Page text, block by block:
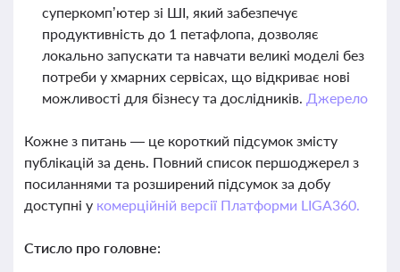
суперкомп’ютер зі ШІ, який забезпечує
продуктивність до 1 петафлопа, дозволяє
локально запускати та навчати великі моделі без
потреби у хмарних сервісах, що відкриває нові
можливості для бізнесу та дослідників. Джерело
Кожне з питань — це короткий підсумок змісту
публікацій за день. Повний список першоджерел з
посиланнями та розширений підсумок за добу
доступні у комерційній версії Платформи LIGA360.
Стисло про головне: